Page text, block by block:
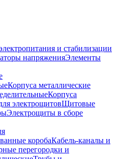
и стабилизации
напряженияЭлементы
Корпуса металлические
Корпуса
электрощитовЩитовые
Электрощиты в сборе
коробаКабель-каналы и
перегородки и